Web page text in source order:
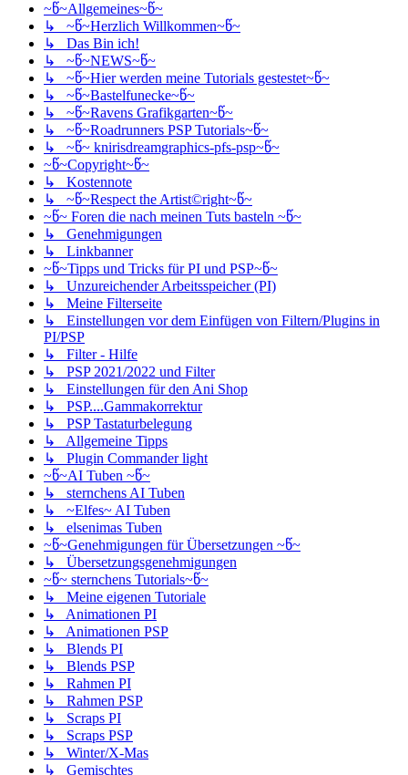
~წ~Allgemeines~წ~
↳ ~წ~Herzlich Willkommen~წ~
↳ Das Bin ich!
↳ ~წ~NEWS~წ~
↳ ~წ~Hier werden meine Tutorials gestestet~წ~
↳ ~წ~Bastelfunecke~წ~
↳ ~წ~Ravens Grafikgarten~წ~
↳ ~წ~Roadrunners PSP Tutorials~წ~
↳ ~წ~ knirisdreamgraphics-pfs-psp~წ~
~წ~Copyright~წ~
↳ Kostennote
↳ ~წ~Respect the Artist©right~წ~
~წ~ Foren die nach meinen Tuts basteln ~წ~
↳ Genehmigungen
↳ Linkbanner
~წ~Tipps und Tricks für PI und PSP~წ~
↳ Unzureichender Arbeitsspeicher (PI)
↳ Meine Filterseite
↳ Einstellungen vor dem Einfügen von Filtern/Plugins in
PI/PSP
↳ Filter - Hilfe
↳ PSP 2021/2022 und Filter
↳ Einstellungen für den Ani Shop
↳ PSP....Gammakorrektur
↳ PSP Tastaturbelegung
↳ Allgemeine Tipps
↳ Plugin Commander light
~წ~AI Tuben ~წ~
↳ sternchens AI Tuben
↳ ~Elfes~ AI Tuben
↳ elsenimas Tuben
~წ~Genehmigungen für Übersetzungen ~წ~
↳ Übersetzungsgenehmigungen
~წ~ sternchens Tutorials~წ~
↳ Meine eigenen Tutoriale
↳ Animationen PI
↳ Animationen PSP
↳ Blends PI
↳ Blends PSP
↳ Rahmen PI
↳ Rahmen PSP
↳ Scraps PI
↳ Scraps PSP
↳ Winter/X-Mas
↳ Gemischtes